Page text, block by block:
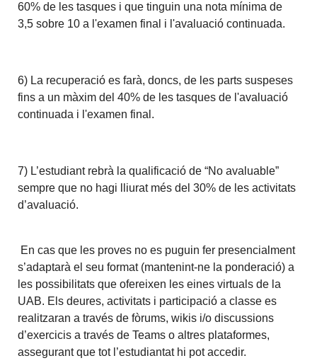
60% de les tasques i que tinguin una nota mínima de
3,5 sobre 10 a l'examen final i l'avaluació continuada.
6) La recuperació es farà, doncs, de les parts suspeses
fins a un màxim del 40% de les tasques de l'avaluació
continuada i l'examen final.
7) L’estudiant rebrà la qualificació de “No avaluable”
sempre que no hagi lliurat més del 30% de les activitats
d’avaluació.
En cas que les proves no es puguin fer presencialment
s’adaptarà el seu format (mantenint-ne la ponderació) a
les possibilitats que ofereixen les eines virtuals de la
UAB. Els deures, activitats i participació a classe es
realitzaran a través de fòrums, wikis i/o discussions
d’exercicis a través de Teams o altres plataformes,
assegurant que tot l’estudiantat hi pot accedir.